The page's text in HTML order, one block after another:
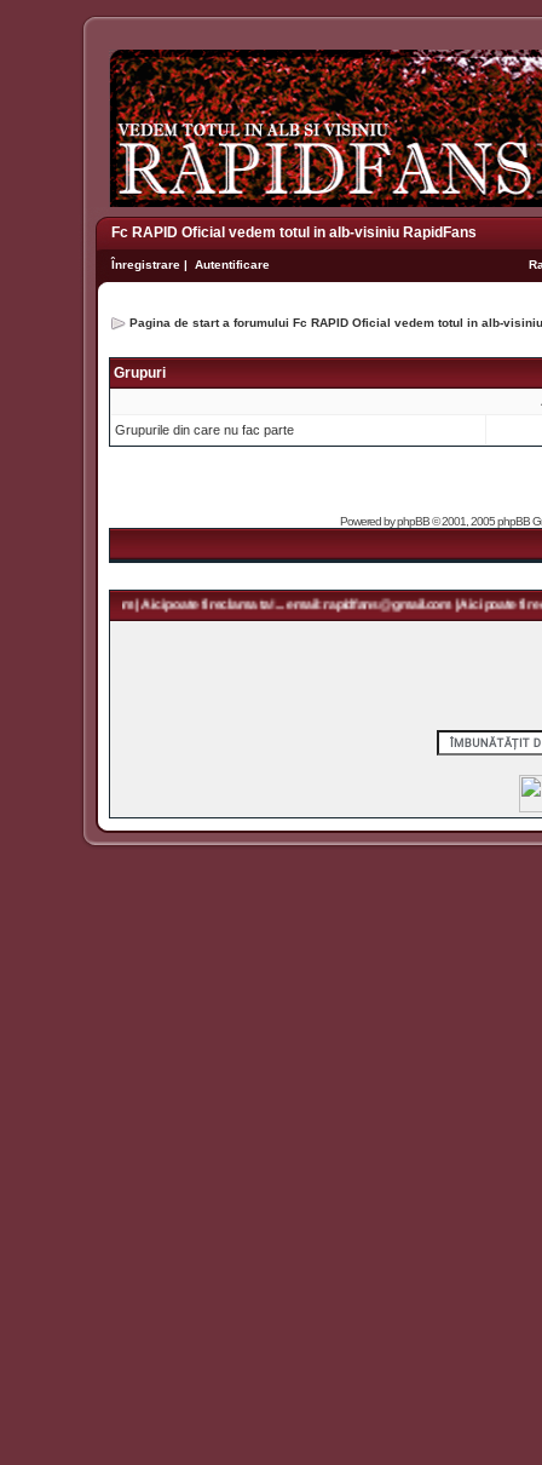
Fc RAPID Oficial vedem totul in alb-visiniu RapidFans
Înregistrare | Autentificare
Pagina de start a forumului Fc RAPID Oficial vedem totul in alb-
Grupuri
Grupurile din care nu fac parte
Powered byphpBB© 2001, 2005 phpBB
| Aici poate fi reclama ta! ... email: rapidfans@gmail.com | Aici poate fi